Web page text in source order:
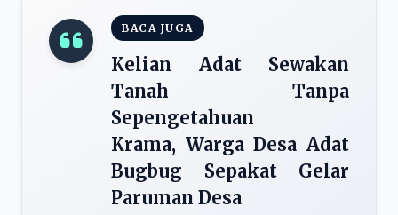
BACA JUGA
Kelian Adat Sewakan
Tanah Tanpa
Sepengetahuan
Krama, Warga Desa Adat
Bugbug Sepakat Gelar
Paruman Desa